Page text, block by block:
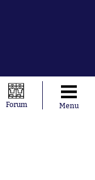
Forum Menu